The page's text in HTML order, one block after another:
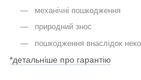
механічні пошкодження
природний знос
пошкодження внаслідок
*детальніше про гарантію